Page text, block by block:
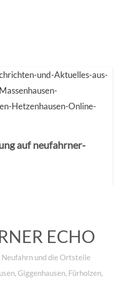
auf neufahrner-
ECHO
und die Ortsteile
Giggenhausen, Fürholzen,